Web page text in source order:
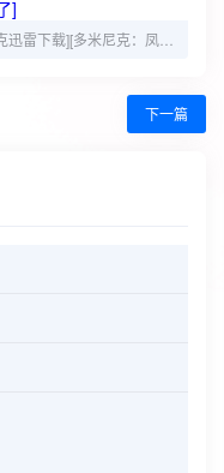
下一篇